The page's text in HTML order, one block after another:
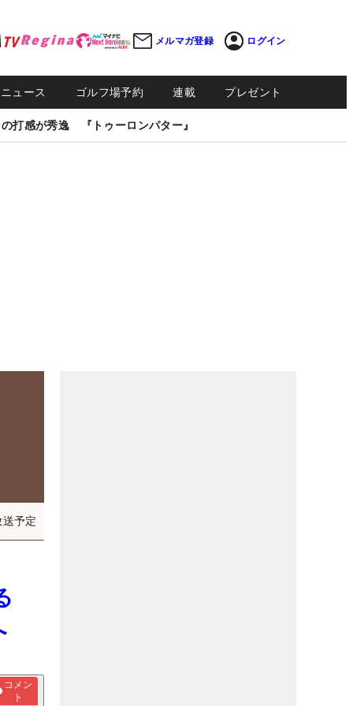
メルマガ登録 ログイン
ュース ゴルフ場予約 連載 プレゼント
打感が秀逸 『トゥーロンパター』
予定
コメン
ト